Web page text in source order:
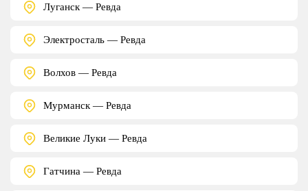
Луганск — Ревда
Электросталь — Ревда
Волхов — Ревда
Мурманск — Ревда
Великие Луки — Ревда
Гатчина — Ревда